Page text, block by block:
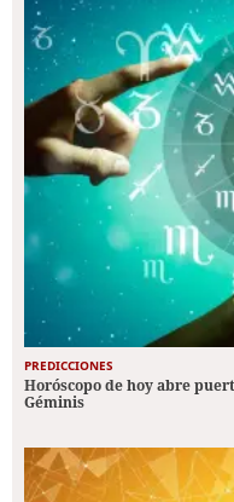
PREDICCIONES
Horóscopo de hoy abre
Géminis